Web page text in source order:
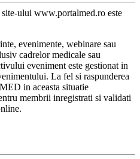
ului www.portalmed.ro este
evenimente, webinare sau
cadrelor medicale sau
eveniment este gestionat in
La fel si raspunderea
in aceasta situatie
membrii inregistrati si validati